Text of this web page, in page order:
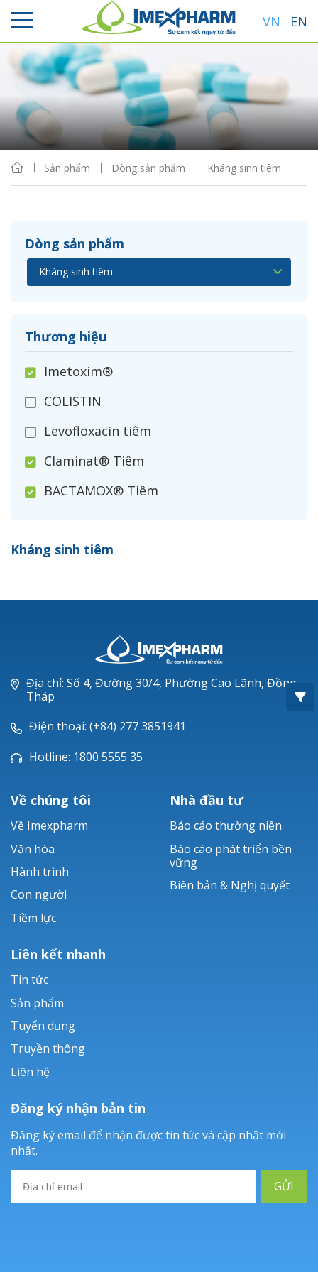
VN EN
Sản phẩm Dòng sản phẩm Kháng sinh tiêm
Dòng sản phẩm
Thương hiệu
Imetoxim®
COLISTIN
Levofloxacin tiêm
Claminat® Tiêm
BACTAMOX® Tiêm
Ceftizoxim®
Piperacillin
Ticarlinat®
Zobacta®
Bacsulfo®
Kháng sinh tiêm
Sắp xếp
Hiển thị
Địa chỉ: Số 4, Đường 30/4, Phường Cao Lãnh, Đồng
Tháp
Điện thoại: (+84) 277 3851941
Hotline: 1800 5555 35
Về chúng tôi
Về Imexpharm
Văn hóa
Hành trình
Con người
Tiềm lực
Nhà đầu tư
Báo cáo thường niên
Báo cáo phát triển bền
vững
Biên bản & Nghị quyết
Liên kết nhanh
Tin tức
Sản phẩm
Tuyển dụng
Truyền thông
Liên hệ
Đăng ký nhận bản tin
Đăng ký email để nhận được tin tức và cập nhật mới
nhất.
GỬI